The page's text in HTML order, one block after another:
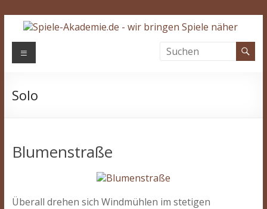
Zum
Inhalt
springen
Spiele-
Wir
Menü
Solo
Blumenstraße
Überall drehen sich Windmühlen im stetigen